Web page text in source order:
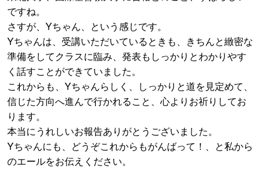
ですね。
さすが、Yちゃん、という感じです。
Yちゃんは、受講いただいているときも、きちんと緻密な
準備をしてクラスに臨み、発表もしっかりとわかりやす
く話すことができていました。
これからも、Yちゃんらしく、しっかりと道を見定めて、
信じた方向へ進んで行かれること、心よりお祈りしてお
ります。
本当にうれしいお報告ありがとうございました。
Yちゃんにも、どうぞこれからもがんばって！、と私から
のエールをお伝えください。